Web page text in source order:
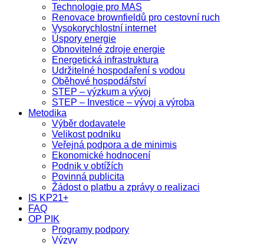
Technologie pro MAS
Renovace brownfieldů pro cestovní ruch
Vysokorychlostní internet
Úspory energie
Obnovitelné zdroje energie
Energetická infrastruktura
Udržitelné hospodaření s vodou
Oběhové hospodářství
STEP – výzkum a vývoj
STEP – Investice – vývoj a výroba
Metodika
Výběr dodavatele
Velikost podniku
Veřejná podpora a de minimis
Ekonomické hodnocení
Podnik v obtížích
Povinná publicita
Žádost o platbu a zprávy o realizaci
IS KP21+
FAQ
OP PIK
Programy podpory
Výzvy